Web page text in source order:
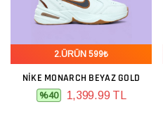
2.ÜRÜN 599₺
NIKE MONARCH BEYAZ GOLD
%40 1,399.99 TL